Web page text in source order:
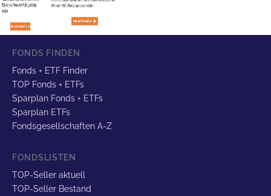
FONDS FINDEN
Fonds + ETF Finder
TOP Fonds + ETFs
Sparplan Fonds + ETFs
Sparplan ETFs
Fondsgesellschaften A-Z
FONDSLISTEN
TOP-Seller aktuell
TOP-Seller Bestand